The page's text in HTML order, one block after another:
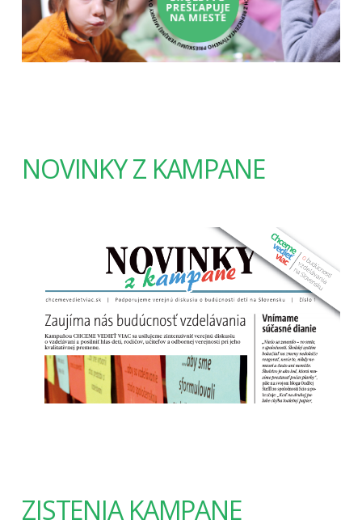
NOVINKY Z KAMPANE
ZISTENIA KAMPANE